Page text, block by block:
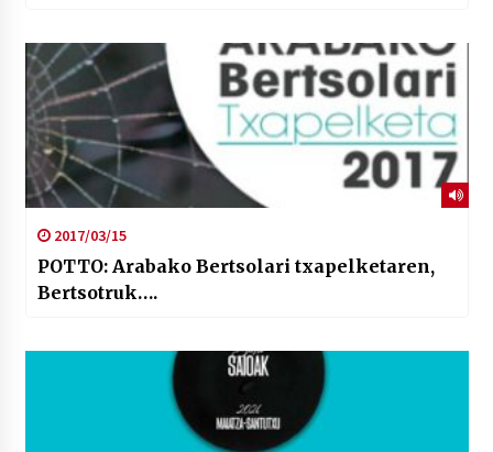
2017/03/15
POTTO: Arabako Bertsolari txapelketaren,
Bertsotruk….